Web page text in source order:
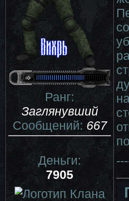
Ранг:
Заглянувший
Сообщений:667
Деньги:
7905